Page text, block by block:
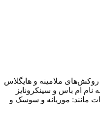
روکش‌های ملامینه و هایگلاس
ام باس و سینکرونایز
مانند: موریانه و سوسک و